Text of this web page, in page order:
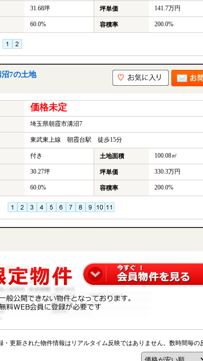
31.68坪 坪単価 141.7万円
60.0% 容積率 200.0%
7の土地
価格未定
埼玉県朝霞市溝沼7
東武東上線 朝霞台駅 徒歩15分
付き 土地面積 100.08㎡
30.27坪 坪単価 330.3万円
60.0% 容積率 200.0%
更新された物件情報はリアルタイム反映ではありません。数時間毎の